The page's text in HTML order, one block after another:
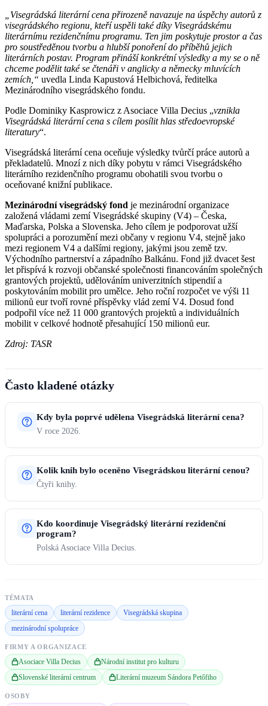
„Visegrádská literární cena přirozeně navazuje na úspěchy autorů z
visegrádského regionu, kteří uspěli také díky Visegrádskému
literárnímu rezidenčnímu programu. Ten jim poskytuje prostor a čas
pro soustředěnou tvorbu a hlubší ponoření do příběhů jejich
literárních postav. Program přináší konkrétní výsledky a my se o ně
chceme podělit také se čtenáři v anglicky a německy mluvících
zemích,“ uvedla Linda Kapustová Helbichová, ředitelka
Mezinárodního visegrádského fondu.
Podle Dominiky Kasprowicz z Asociace Villa Decius „vznikla
Visegrádská literární cena s cílem posílit hlas středoevropské
literatury“.
Visegrádská literární cena oceňuje výsledky tvůrčí práce autorů a
překladatelů. Mnozí z nich díky pobytu v rámci Visegrádského
literárního rezidenčního programu obohatili svou tvorbu o
oceňované knižní publikace.
Mezinárodní visegrádský fond je mezinárodní organizace
založená vládami zemí Visegrádské skupiny (V4) – Česka,
Maďarska, Polska a Slovenska. Jeho cílem je podporovat užší
spolupráci a porozumění mezi občany v regionu V4, stejně jako
mezi regionem V4 a dalšími regiony, jakými jsou země tzv.
Východního partnerství a západního Balkánu. Fond již dvacet šest
let přispívá k rozvoji občanské společnosti financováním společných
grantových projektů, udělováním univerzitních stipendií a
poskytováním mobilit pro umělce. Jeho roční rozpočet ve výši 11
milionů eur tvoří rovné příspěvky vlád zemí V4. Dosud fond
podpořil více než 11 000 grantových projektů a individuálních
mobilit v celkové hodnotě přesahující 150 milionů eur.
Zdroj: TASR
Často kladené otázky
Kdy byla poprvé udělena Visegrádská literární cena?
V roce 2026.
Kolik knih bylo oceněno Visegrádskou literární cenou?
Čtyři knihy.
Kdo koordinuje Visegrádský literární rezidenční
program?
Polská Asociace Villa Decius.
TÉMATA
literární cena literární rezidence
Visegrádská skupina
mezinárodní spolupráce
FIRMY A ORGANIZACE
Asociace Villa Decius
Národní institut pro kulturu
Slovenské literární centrum
Literární muzeum Sándora Petőfiho
OSOBY